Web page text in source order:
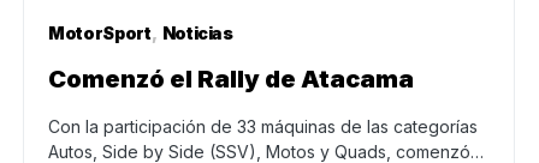
MotorSport Noticias
Comenzó el Rally de Atacama
Con la participación de 33 máquinas de las categorías
Autos, Side by Side (SSV), Motos y Quads, comenzó…